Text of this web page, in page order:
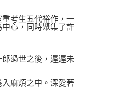
考生五代裕作，一
心，同時聚集了許
過世之後，遲遲未
麻煩之中。深愛著